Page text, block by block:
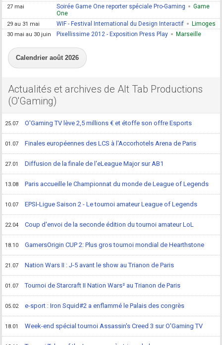
27 mai Soirée Game One reporter spéciale Pro-Gaming
Game
One
29 au 31 mai WIF - Festival International du Design Interactif Limoges
30 mai au 30 juin Pixellissime 2012 - Exposition Press Play Marseille
Calendrier août 2026
Actualités et archives de Alt Tab Productions
(O'Gaming)
25.07 O'Gaming TV lève 2,5 millions € et étoffe son offre Esports
01.07 Finales européennes des LCS à l'Accorhotels Arena de Paris
27.01 Diffusion de la finale de l'eLeague Major sur AB1
13.08 Paris accueille le Championnat du monde de League of Legends
10.07 EPSI-Ligue Saison 2 - Le tournoi amateur League of Legends
22.04 Coup d'envoi de la seconde édition du tournoi amateur LoL
18.10 GamersOrigin CUP 2: Plus gros tournoi mondial de Hearthstone
21.07 Nation Wars II : J-5 avant le show au Trianon de Paris
01.07 Tournoi de Starcraft II Nation Wars² au Trianon de Paris
05.02 e-sport : Iron Squid#2 a enflammé le Palais des congrès
18.01 Week-end spécial tournoi Assassin's Creed 3 sur O'Gaming TV